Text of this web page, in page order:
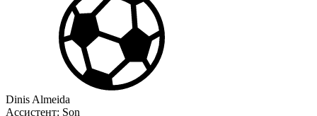
Dinis Almeida
Ассистент: Son